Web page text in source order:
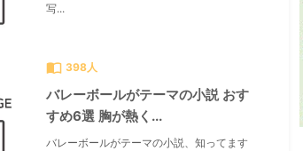
写...
import_contacts 398人
バレーボールがテーマの小説 おす
すめ6選 胸が熱く...
バレーボールがテーマの小説、知ってます